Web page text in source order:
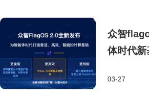
众智
体时代新
03-27